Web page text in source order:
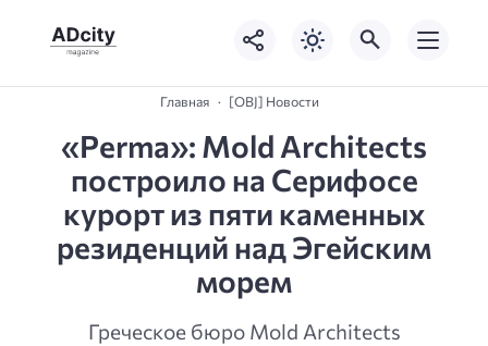
Главная [OBJ] Новости
«Perma»: Mold Architects
построило на Серифосе
курорт из пяти каменных
резиденций над Эгейским
морем
Греческое бюро Mold Architects